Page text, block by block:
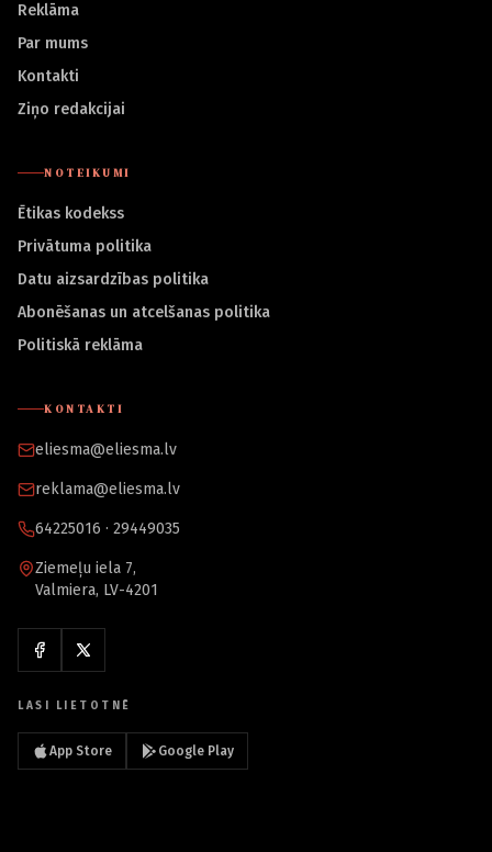
Reklāma
Par mums
Kontakti
Ziņo redakcijai
NOTEIKUMI
Ētikas kodekss
Privātuma politika
Datu aizsardzības politika
Abonēšanas un atcelšanas politika
Politiskā reklāma
KONTAKTI
eliesma@eliesma.lv
reklama@eliesma.lv
64225016 · 29449035
Ziemeļu iela 7,
Valmiera, LV-4201
LASI LIETOTNĒ
App Store Google Play